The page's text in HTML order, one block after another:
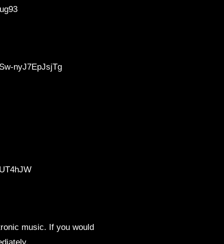
nyJ7EpJsjTg
music. If you would